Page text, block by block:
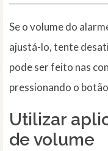
Se o volume do
ajustá-lo, tente
pode ser feito nas
pressionando o
Utilizar
de volume